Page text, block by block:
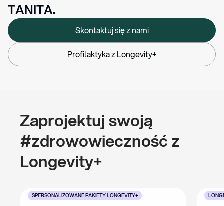
TANITA.
Skontaktuj się z nami
Profilaktyka z Longevity+
Zaprojektuj swoją
#zdrowowieczność z
Longevity+
SPERSONALIZOWANE PAKIETY LONGEVITY+